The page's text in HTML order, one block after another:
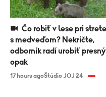
s medveďom? Nekričte,
odborník radí urobiť presný
opak
17 hours agoŠtúdio JOJ 24